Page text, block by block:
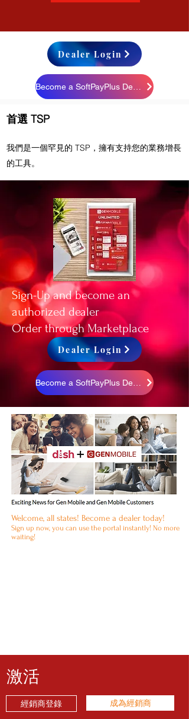
Dealer Login
首選 TSP
我們是一個罕見的 TSP，擁有支持您的業務增長
的工具。
Sign-Up and become an
authorized dealer
Order through Marketplace
Dealer Login
Welcome, all states! Become a dealer today!
Sign up now, you can use the portal instantly! No more
waiting!
激活
經銷商登錄 成為經銷商